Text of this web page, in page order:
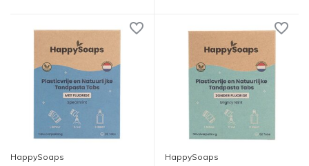
HappySoaps HappySoaps